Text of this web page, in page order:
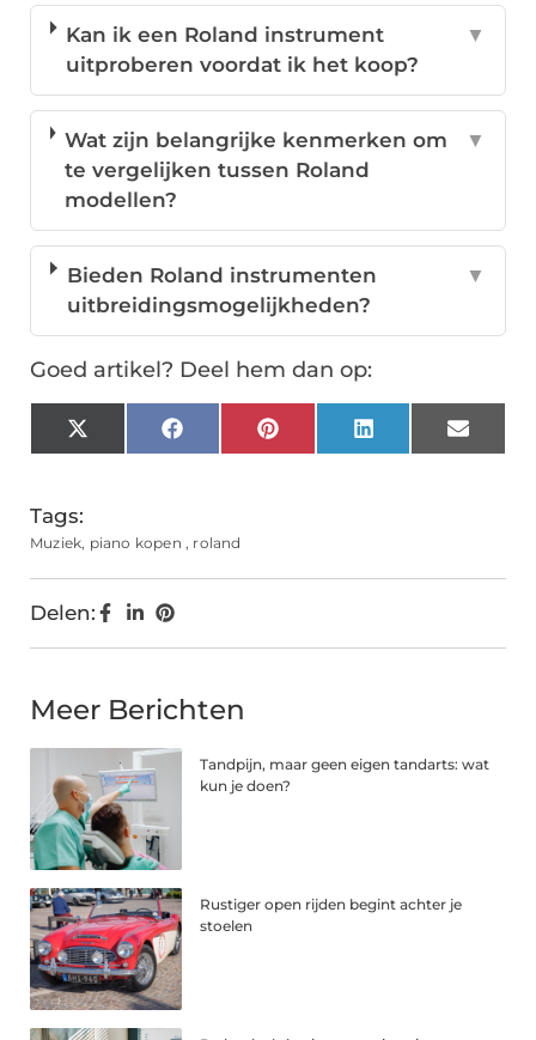
Kan ik een Roland instrument
uitproberen voordat ik het koop?
▼
Wat zijn belangrijke kenmerken om
te vergelijken tussen Roland
modellen?
▼
Bieden Roland instrumenten
uitbreidingsmogelijkheden?
▼
Goed artikel? Deel hem dan op:
X
(Twitter)
FacebookPinterestLinkedInEmail
Tags:
Muziek, piano kopen , roland
Delen:
Meer Berichten
Tandpijn, maar geen eigen tandarts: wat
kun je doen?
Rustiger open rijden begint achter je
stoelen